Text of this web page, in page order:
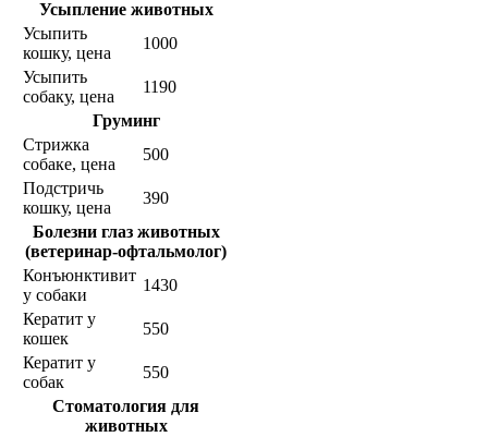
Усыпление животных
Усыпить
кошку, цена
1000
Усыпить
собаку, цена
1190
Груминг
Стрижка
собаке, цена
500
Подстричь
кошку, цена
390
Болезни глаз животных
(ветеринар-офтальмолог)
Конъюнктивит
у собаки
1430
Кератит у
кошек
550
Кератит у
собак
550
Стоматология для
животных